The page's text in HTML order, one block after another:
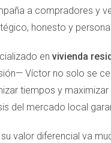
conocer su valor
obtener una
similares
en venta.
a compradores y
honesto y
en vivienda
Víctor no solo se
tiempos y
del mercado local
valor diferencial va